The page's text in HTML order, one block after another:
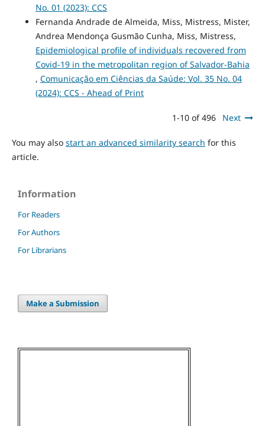
No. 01 (2023): CCS
Fernanda Andrade de Almeida, Miss, Mistress, Mister,
Andrea Mendonça Gusmão Cunha, Miss, Mistress,
Epidemiological profile of individuals recovered from
Covid-19 in the metropolitan region of Salvador-Bahia
, Comunicação em Ciências da Saúde: Vol. 35 No. 04
(2024): CCS - Ahead of Print
1-10 of 496 Next
You may also start an advanced similarity search for this
article.
Information
For Readers
For Authors
For Librarians
Make a Submission